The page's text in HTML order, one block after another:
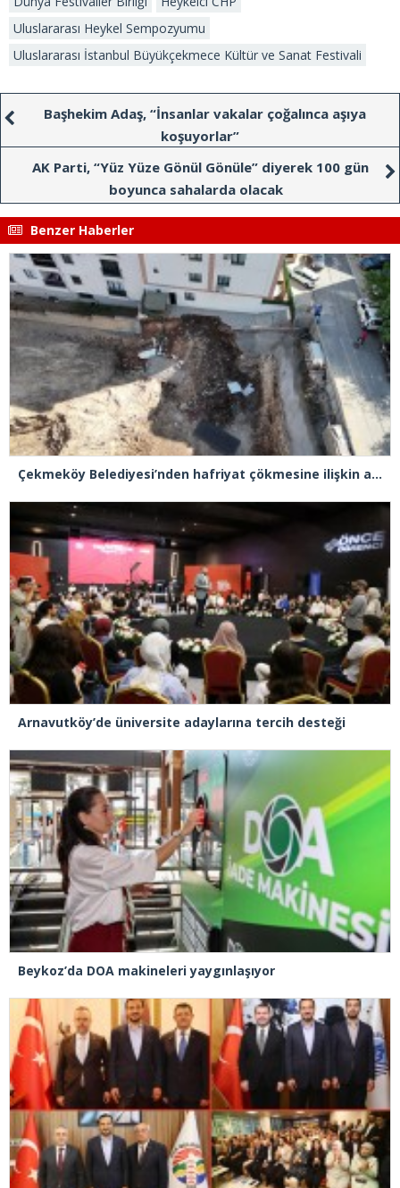
Uluslararası Heykel Sempozyumu
Uluslararası İstanbul Büyükçekmece Kültür ve Sanat Festivali
Başhekim Adaş, “İnsanlar vakalar çoğalınca aşıya
koşuyorlar”
AK Parti, “Yüz Yüze Gönül Gönüle” diyerek 100 gün
boyunca sahalarda olacak
Benzer Haberler
Çekmeköy Belediyesi’nden hafriyat çökmesine ilişkin açıklama
Arnavutköy’de üniversite adaylarına tercih desteği
Beykoz’da DOA makineleri yaygınlaşıyor